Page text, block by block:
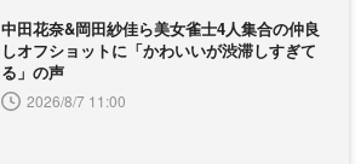
中田花奈&岡田紗佳ら美女雀士4人集合の仲良
しオフショットに「かわいいが渋滞しすぎて
る」の声
2026/8/7 11:00